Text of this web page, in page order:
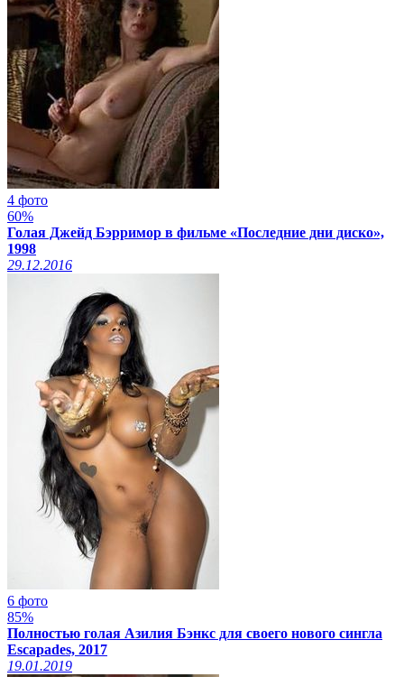
4 фото
60%
Голая Джейд Бэрримор в фильме «Последние дни диско»,
1998
29.12.2016
6 фото
85%
Полностью голая Азилия Бэнкс для своего нового сингла
Escapades, 2017
19.01.2019